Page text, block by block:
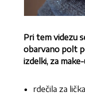
Pri tem videzu
obarvano polt
izdelki, za
rdečila za